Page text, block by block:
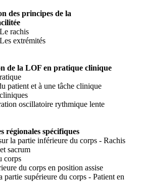
des principes de la
rachis
extrémités
de la LOF en pratique clinique
patient et à une tâche clinique
oscillatoire rythmique lente
régionales spécifiques
la partie inférieure du corps - Rachis
sacrum
corps
du corps en position assise
partie supérieure du corps - Patient en